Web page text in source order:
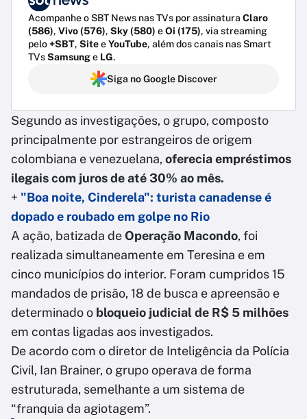
Acompanhe o SBT News nas TVs por assinatura Claro
(586), Vivo (576), Sky (580) eOi (175), via streaming
pelo+SBT, SiteeYouTube, além dos canais nas Smart
TVsSamsunge LG.
Siga no Google Discover
Segundo as investigações, o grupo, composto
principalmente por estrangeiros de origem
colombiana e venezuelana, oferecia empréstimos
ilegais com juros de até 30% ao mês.
+ "Boa noite, Cinderela": turista canadense é
dopado e roubado em golpe no Rio
A ação, batizada deOperação Macondo, foi
realizada simultaneamente em Teresina e em
cinco municípios do interior. Foram cumpridos 15
mandados de prisão, 18 de busca e apreensão e
determinado o bloqueio judicial de R$ 5 milhões
em contas ligadas aos investigados.
De acordo com o diretor de Inteligência da Polícia
Civil, Ian Brainer, o grupo operava de forma
estruturada, semelhante a um sistema de
“franquia da agiotagem”.